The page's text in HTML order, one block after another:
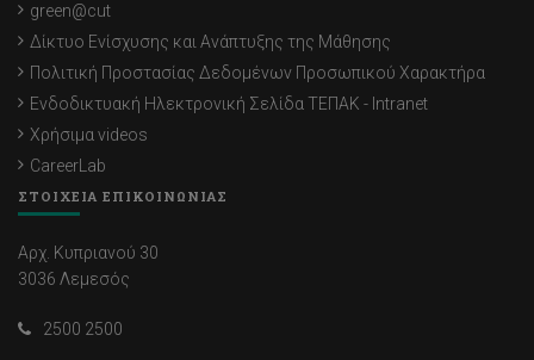
green@cut
Δίκτυο Ενίσχυσης και Ανάπτυξης της Μάθησης
Πολιτική Προστασίας Δεδομένων Προσωπικού Χαρακτήρα
Ενδοδικτυακή Ηλεκτρονική Σελίδα ΤΕΠΑΚ - Intranet
Χρήσιμα videos
CareerLab
ΣΤΟΙΧΕΙΑ ΕΠΙΚΟΙΝΩΝΙΑΣ
Αρχ. Κυπριανού 30
3036 Λεμεσός
2500 2500